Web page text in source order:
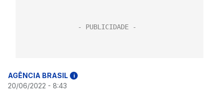
AGÊNCIA BRASIL i
20/06/2022 - 8:43